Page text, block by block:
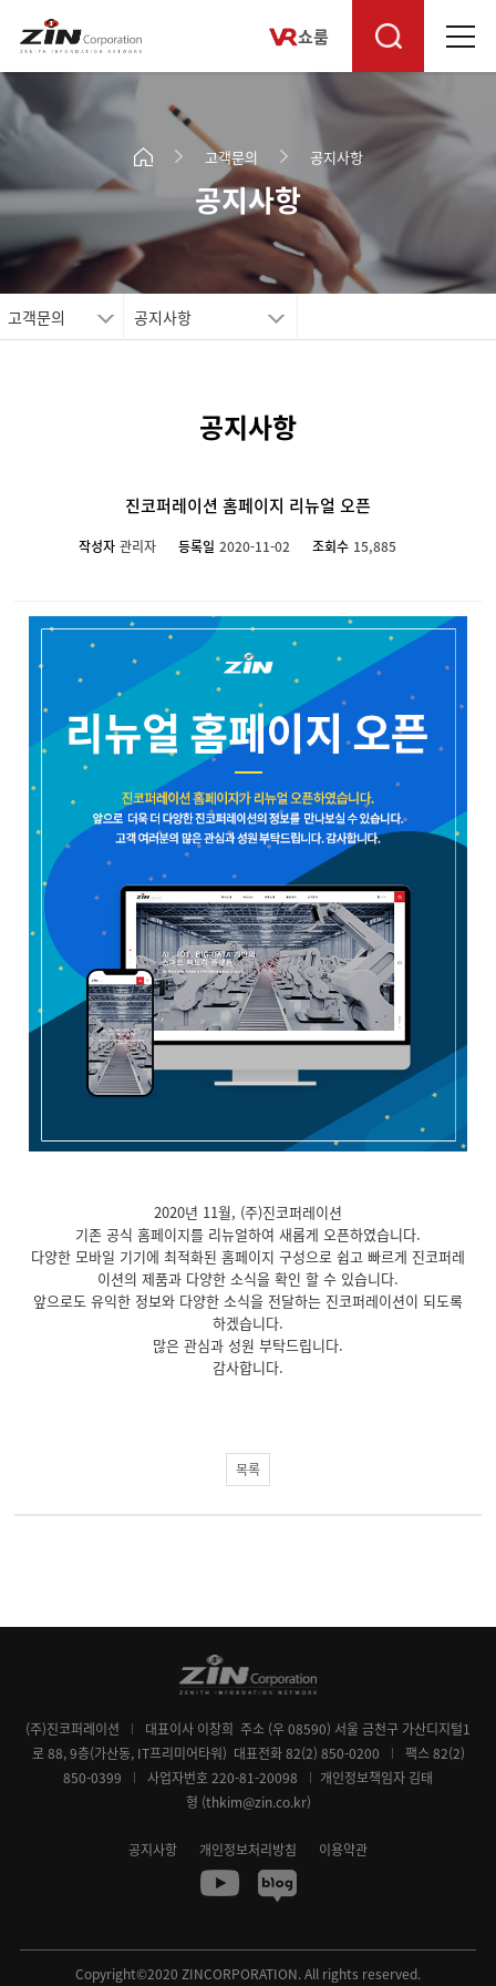
쇼룸
고객문의 공지사항
공지사항
고객문의 공지사항
공지사항
진코퍼레이션 홈페이지 리뉴얼 오픈
작성자 관리자 등록일 2020-11-02 조회수 15,885
2020년 11월, (주)진코퍼레이션
기존 공식 홈페이지를 리뉴얼하여 새롭게 오픈하였습니다.
다양한 모바일 기기에 최적화된 홈페이지 구성으로 쉽고 빠르게 진코퍼레
이션의 제품과 다양한 소식을 확인 할 수 있습니다.
앞으로도 유익한 정보와 다양한 소식을 전달하는 진코퍼레이션이 되도록
하겠습니다.
많은 관심과 성원 부탁드립니다.
감사합니다.
목록
(주)진코퍼레이션 대표이사 이창희 주소 (우 08590) 서울 금천구 가산디지털1
로 88, 9층(가산동, IT프리미어타워) 대표전화 82(2) 850-0200
팩스 82(2)
850-0399
사업자번호 220-81-20098
개인정보책임자 김태
형 (thkim@zin.co.kr)
공지사항 개인정보처리방침 이용약관
Copyright©2020 ZINCORPORATION. All rights reserved.